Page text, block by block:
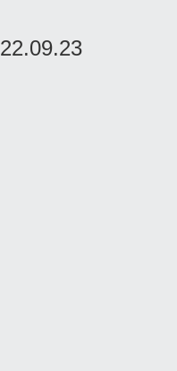
22.09.23